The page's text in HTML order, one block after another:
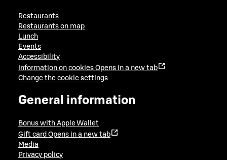
Restaurants
Restaurants on map
Lunch
Events
Accessibility
Information on cookies Opens in a new tab
Change the cookie settings
General information
Bonus with Apple Wallet
Gift card Opens in a new tab
Media
Privacy policy